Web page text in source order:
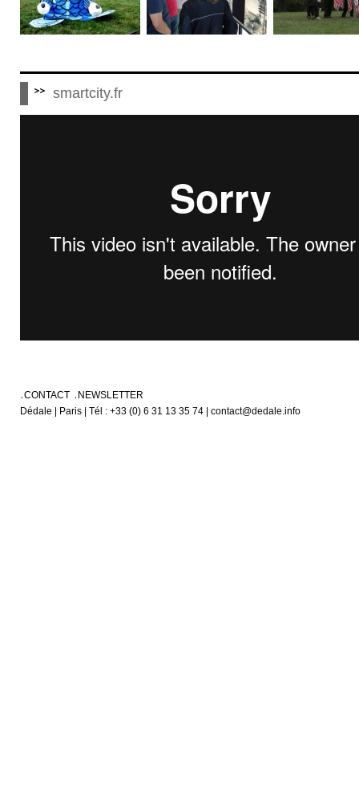
smartcity.fr
CONTACT
NEWSLETTER
Dédale | Paris | Tél : +33 (0) 6 31 13 35 74 | contact@dedale.info